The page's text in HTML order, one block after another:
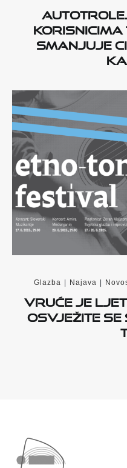
smanjuje
Glazba | Najava |
Vruće je
osvježite se